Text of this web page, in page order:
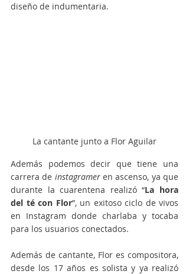
diseño de indumentaria.
La cantante junto a Flor Aguilar
Además podemos decir que tiene una
carrera de instagramer en ascenso, ya que
durante la cuarentena realizó “La hora
del té con Flor”, un exitoso ciclo de vivos
en Instagram donde charlaba y tocaba
para los usuarios conectados.
Además de cantante, Flor es compositora,
desde los 17 años es solista y ya realizó